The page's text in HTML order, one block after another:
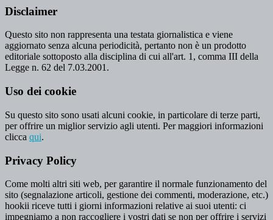
Disclaimer
Questo sito non rappresenta una testata giornalistica e viene
aggiornato senza alcuna periodicità, pertanto non è un prodotto
editoriale sottoposto alla disciplina di cui all'art. 1, comma III della
Legge n. 62 del 7.03.2001.
Uso dei cookie
Su questo sito sono usati alcuni cookie, in particolare di terze parti,
per offrire un miglior servizio agli utenti. Per maggiori informazioni
clicca qui.
Privacy Policy
Come molti altri siti web, per garantire il normale funzionamento del
sito (segnalazione articoli, gestione dei commenti, moderazione, etc.)
hookii riceve tutti i giorni informazioni relative ai suoi utenti: ci
impegniamo a non raccogliere i vostri dati se non per offrire i servizi